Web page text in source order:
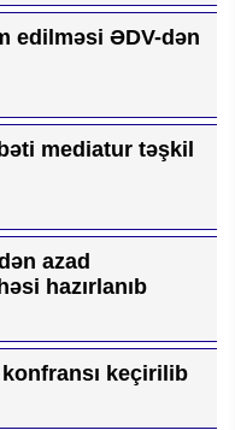
edilməsi ƏDV-dən
mediatur təşkil
azad
hazırlanıb
konfransı keçirilib